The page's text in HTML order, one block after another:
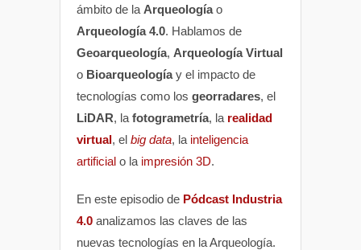
ámbito de la Arqueologíao
Arqueología 4.0. Hablamos de
Geoarqueología, Arqueología Virtual
o Bioarqueologíay el impacto de
tecnologías como los georradares, el
LiDAR, la fotogrametría, la realidad
virtual, el big data, la inteligencia
artificial o la impresión 3D.
En este episodio de Pódcast Industria
4.0 analizamos las claves de las
nuevas tecnologías en la Arqueología.